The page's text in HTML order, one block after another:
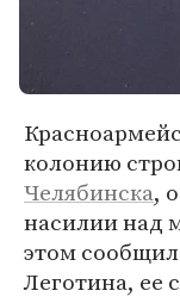
колонию
Челябинска,
насилии над
этом
Леготина, ее